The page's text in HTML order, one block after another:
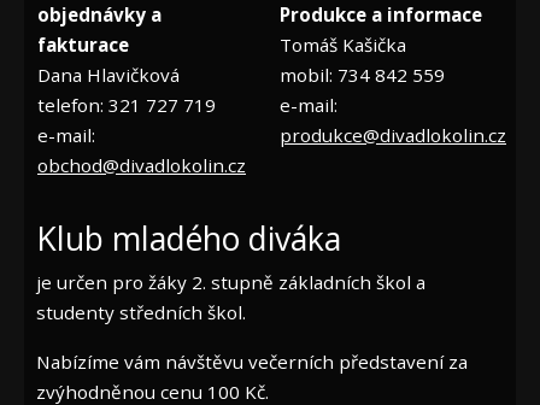
objednávky a
fakturace
Dana Hlavičková
telefon: 321 727 719
e-mail:
obchod@divadlokolin.cz
Produkce a informace
Tomáš Kašička
mobil: 734 842 559
e-mail:
produkce@divadlokolin.cz
Klub mladého diváka
je určen pro žáky 2. stupně základních škol a
studenty středních škol.
Nabízíme vám návštěvu večerních představení za
zvýhodněnou cenu 100 Kč.